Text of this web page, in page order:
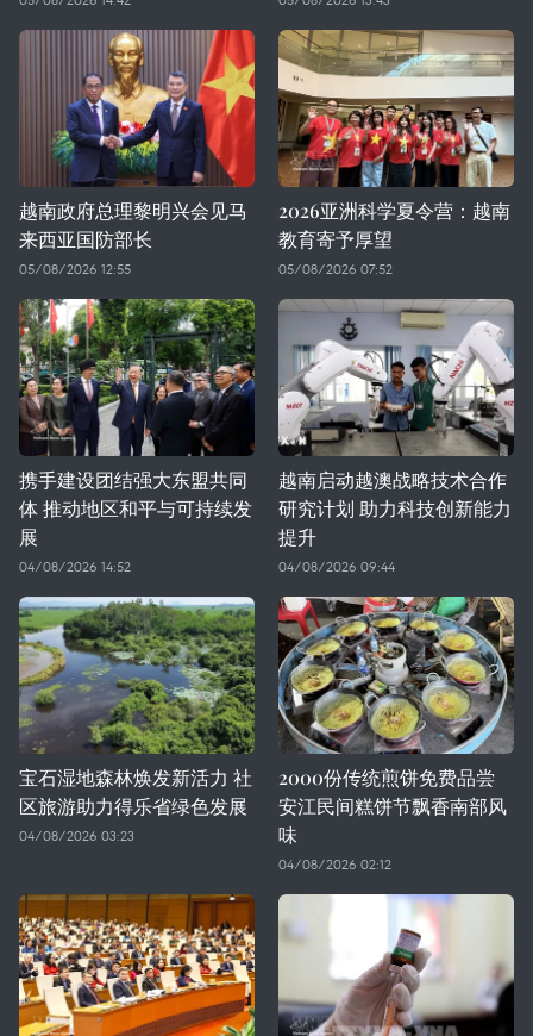
越南政府总理黎明兴会见马
来西亚国防部长
05/08/2026 12:55
2026亚洲科学夏令营：越南
教育寄予厚望
05/08/2026 07:52
携手建设团结强大东盟共同
体 推动地区和平与可持续发
展
04/08/2026 14:52
越南启动越澳战略技术合作
研究计划 助力科技创新能力
提升
04/08/2026 09:44
宝石湿地森林焕发新活力 社
区旅游助力得乐省绿色发展
04/08/2026 03:23
2000份传统煎饼免费品尝
安江民间糕饼节飘香南部风
味
04/08/2026 02:12